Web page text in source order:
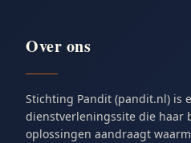
Over ons
Stichting Pandit (pandit.nl) is
dienstverleningssite die haar
oplossingen aandraagt